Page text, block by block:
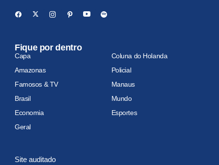
Fique por dentro
Capa
Coluna do Holanda
Amazonas
Policial
Famosos & TV
Manaus
Brasil
Mundo
Economia
Esportes
Geral
Site auditado